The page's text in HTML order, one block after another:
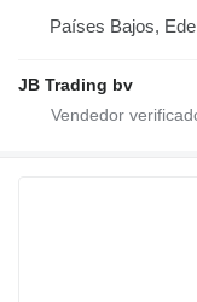
Países Bajos, Ede
JB Trading bv